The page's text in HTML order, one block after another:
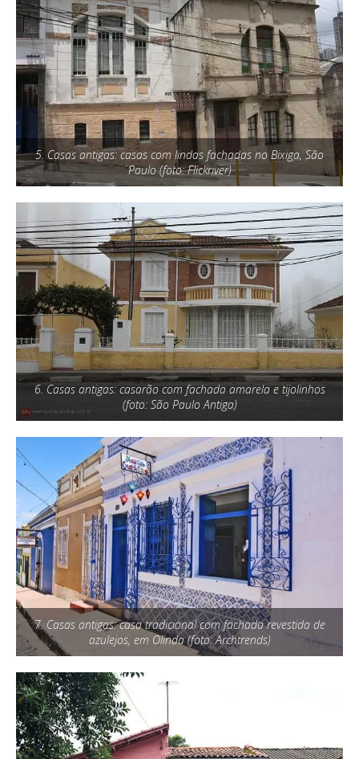
5. Casas antigas: casas com lindas fachadas no Bixiga, São
Paulo (foto: Flickriver)
6. Casas antigas: casarão com fachada amarela e tijolinhos
(foto: São Paulo Antiga)
7. Casas antigas: casa tradicional com fachada revestida de
azulejos, em Olinda (foto: Archtrends)